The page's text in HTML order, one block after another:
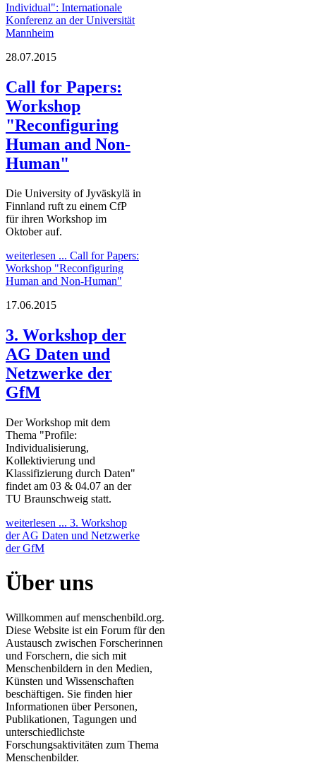
Individual": Internationale
Konferenz an der Universität
Mannheim
28.07.2015
Call for Papers:
Workshop
"Reconfiguring
Human and Non-
Human"
Die University of Jyväskylä in
Finnland ruft zu einem CfP
für ihren Workshop im
Oktober auf.
weiterlesen ... Call for Papers:
Workshop "Reconfiguring
Human and Non-Human"
17.06.2015
3. Workshop der
AG Daten und
Netzwerke der
GfM
Der Workshop mit dem
Thema "Profile:
Individualisierung,
Kollektivierung und
Klassifizierung durch Daten"
findet am 03 & 04.07 an der
TU Braunschweig statt.
weiterlesen ... 3. Workshop
der AG Daten und Netzwerke
der GfM
Über uns
Willkommen auf menschenbild.org.
Diese Website ist ein Forum für den
Austausch zwischen Forscherinnen
und Forschern, die sich mit
Menschenbildern in den Medien,
Künsten und Wissenschaften
beschäftigen. Sie finden hier
Informationen über Personen,
Publikationen, Tagungen und
unterschiedlichste
Forschungsaktivitäten zum Thema
Menschenbilder.